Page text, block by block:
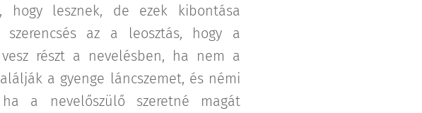
lesznek, de ezek kibontása
az a leosztás, hogy a
részt a nevelésben, ha nem a
a gyenge láncszemet, és némi
a nevelőszülő szeretné magát